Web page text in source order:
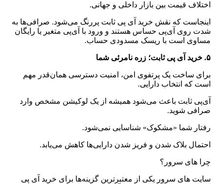
اختلاف قیمت بین بازار داخلی و جهانی.
اینجاست که نقش خرید آی پی ثابت پررنگ می‌شود. صرافی‌ها به
شدت روی آی‌پی حساس هستند و ورود با آی‌پی متغیر یا رایگان
مساوی است با ریسک مسدودی حساب.
۵. خرید آی پی ثابت؛ زره نامرئی شما
برای ساخت یک پرتفوی امن، امنیت دسترسی همان‌قدر مهم
است که انتخاب دارایی.
آی‌پی ثابت باعث می‌شود همیشه از یک لوکیشن مشخص وارد
صرافی شوید.
رفتار شما «مشکوک» شناسایی نمی‌شود.
احتمال بلاک شدن و فریز شدن دارایی‌ها کاهش می‌یابد.
چرا های سرور؟
سایت های سرور یکی از معتبرترین گزینه‌ها برای خرید آی پی